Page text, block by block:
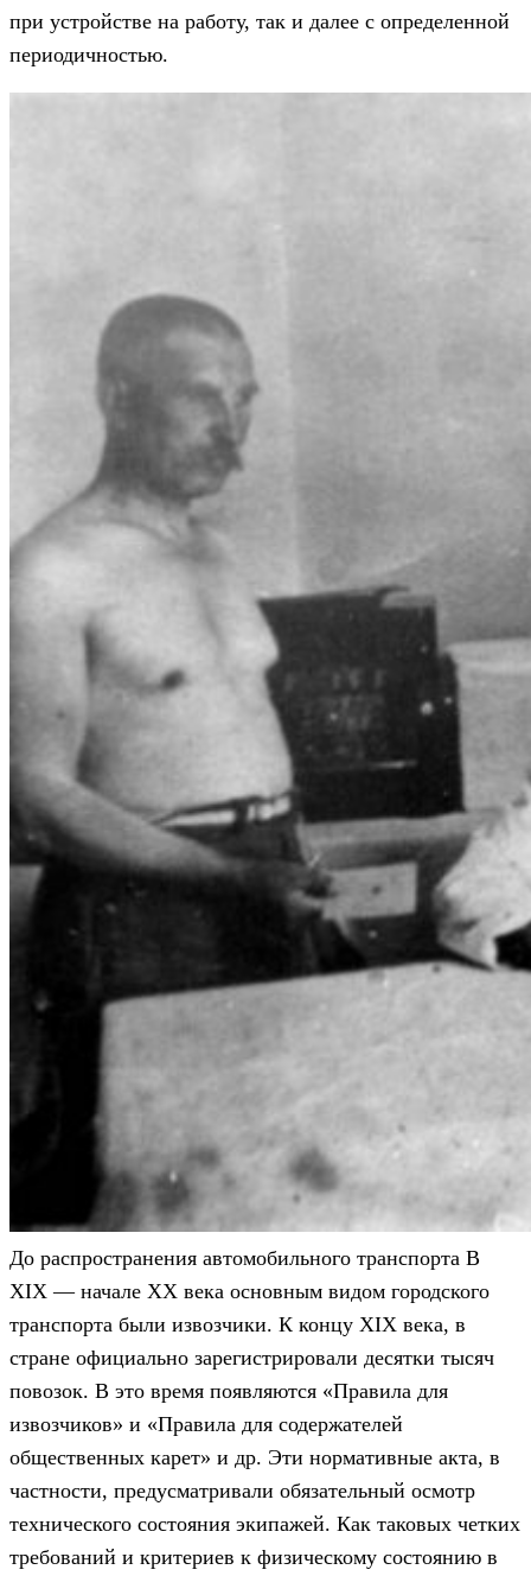
при устройстве на работу, так и далее с определенной
периодичностью.
До распространения автомобильного транспорта В
XIX — начале XX века основным видом городского
транспорта были извозчики. К концу XIX века, в
стране официально зарегистрировали десятки тысяч
повозок. В это время появляются «Правила для
извозчиков» и «Правила для содержателей
общественных карет» и др. Эти нормативные акта, в
частности, предусматривали обязательный осмотр
технического состояния экипажей. Как таковых четких
требований и критериев к физическому состоянию в